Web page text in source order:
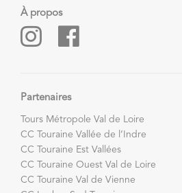
À propos
Partenaires
Tours Métropole Val de Loire
CC Touraine Vallée de l’Indre
CC Touraine Est Vallées
CC Touraine Ouest Val de Loire
CC Touraine Val de Vienne